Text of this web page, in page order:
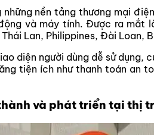
những nền tảng thương mại
và máy tính. Được ra mắt
Lan, Philippines, Đài Loan,
diện người dùng dễ sử dụng,
tiện ích như thanh toán an
và phát triển tại thị